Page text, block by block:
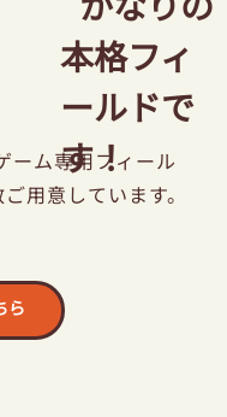
ーム専用フィール
用意しています。
ら